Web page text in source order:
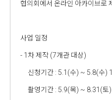
협의회에서 온라인 아카이브로
사업 일정
- 1차 제작 (7개관 대상)
신청기간 : 5.1(수) ~ 5.8(수)
촬영기간 : 5.9(목) ~ 8.31(토)